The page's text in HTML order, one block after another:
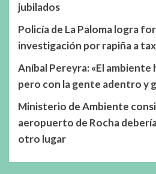
jubilados
Policía de La Paloma logra
investigación por rapiña a
Aníbal Pereyra: «El ambiente
pero con la gente adentro y
Ministerio de Ambiente
aeropuerto de Rocha
otro lugar